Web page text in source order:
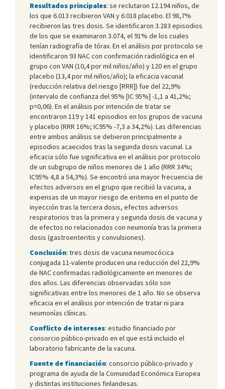
Resultados principales: se reclutaron 12.194 niños, de
los que 6.013 recibieron VAN y 6.018 placebo. El 98,7%
recibieron las tres dosis. Se identificaron 3.283 episodios
de los que se examinaron 3.074, el 91% de los cuales
tenían radiografía de tórax. En el análisis por protocolo se
identificaron 93 NAC con confirmación radiológica en el
grupo con VAN (10,4 por mil niños/año) y 120 en el grupo
placebo (13,4 por mil niños/año); la eficacia vacunal
(reducción relativa del riesgo [RRR]) fue del 22,9%
(intervalo de confianza del 95% [IC 95%] -1,1 a 41,2%;
p=0,06). En el análisis por intención de tratar se
encontraron 119 y 141 episodios en los grupos de vacuna
y placebo (RRR 16%; IC95% -7,3 a 34,2%). Las diferencias
entre ambos análisis se debieron principalmente a
episodios acaecidos tras la segunda dosis vacunal. La
eficacia sólo fue significativa en el análisis por protocolo
de un subgrupo de niños menores de 1 año (RRR 34%;
IC95% 4,8 a 54,3%). Se encontró una mayor frecuencia de
efectos adversos en el grupo que recibió la vacuna, a
expensas de un mayor riesgo de eritema en el punto de
inyección tras la tercera dosis, efectos adversos
respiratorios tras la primera y segunda dosis de vacuna y
de efectos no relacionados con neumonía tras la primera
dosis (gastroenteritis y convulsiones).
Conclusión: tres dosis de vacuna neumocócica
conjugada 11-valente producen una reducción del 22,9%
de NAC confirmadas radiológicamente en menores de
dos años. Las diferencias observadas sólo son
significativas entre los menores de 1 año. No se observa
eficacia en el análisis por intención de tratar ni para
neumonías clínicas.
Conflicto de intereses: estudio financiado por
consorcio público-privado en el que está incluido el
laboratorio fabricante de la vacuna.
Fuente de financiación: consorcio público-privado y
programa de ayuda de la Comunidad Económica Europea
y distintas instituciones finlandesas.